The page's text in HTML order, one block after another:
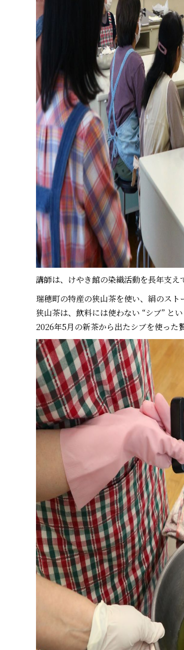
講師は、けやき館の染織活動を長年支え
瑞穂町の特産の狭山茶を使い、絹のスト
狭山茶は、飲料には使わない “シブ” と
2026年5月の新茶から出たシブを使った